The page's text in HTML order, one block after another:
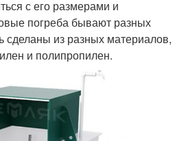
с его размерами и
погреба бывают разных
сделаны из разных материалов,
и полипропилен.